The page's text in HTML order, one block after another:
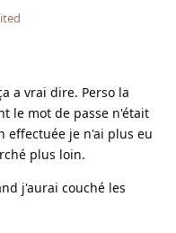
a vrai dire. Perso la
le mot de passe n'était
effectuée je n'ai plus eu
plus loin.
j'aurai couché les